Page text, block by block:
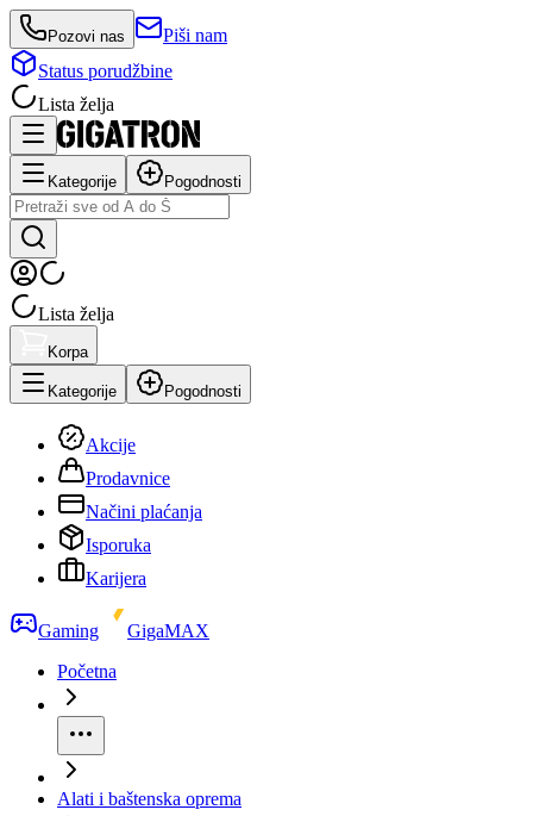
Pozovi nas
Piši nam
Status porudžbine
Lista želja
Kategorije Pogodnosti
Lista želja
Korpa
Kategorije Pogodnosti
Akcije
Prodavnice
Načini plaćanja
Isporuka
Karijera
Gaming
GigaMAX
Početna
Alati i baštenska oprema